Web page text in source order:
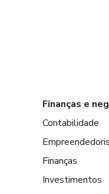
Finanças e
Contabilidade
Finanças
Investimentos